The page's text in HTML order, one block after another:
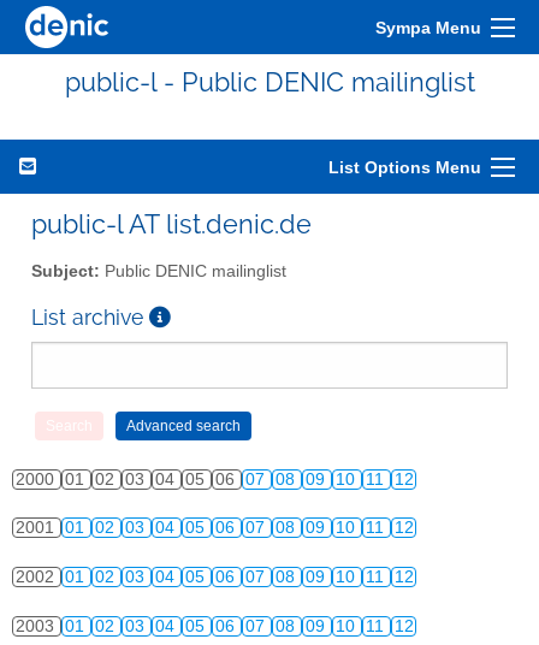
Sympa Menu
public-l - Public DENIC mailinglist
List Options Menu
public-l AT list.denic.de
Subject: Public DENIC mailinglist
List archive
2000 01 02 03 04 05 06 07 08 09 10 11 12
2001 01 02 03 04 05 06 07 08 09 10 11 12
2002 01 02 03 04 05 06 07 08 09 10 11 12
2003 01 02 03 04 05 06 07 08 09 10 11 12